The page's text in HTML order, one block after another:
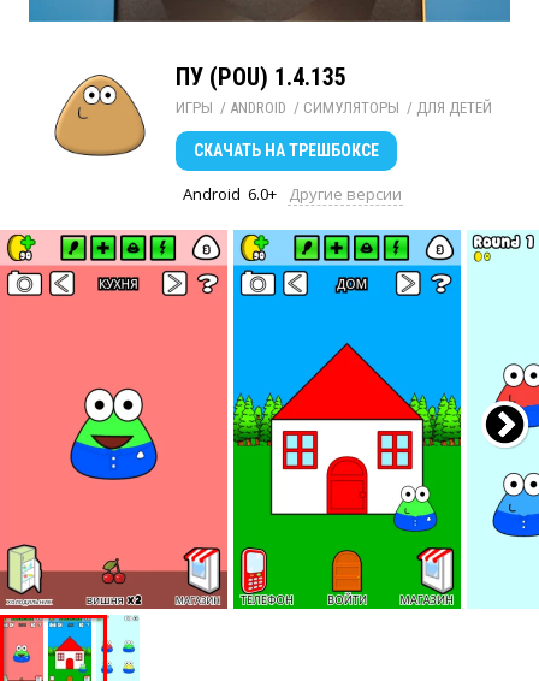
ПУ (POU) 1.4.135
ИГРЫ / ANDROID / СИМУЛЯТОРЫ / ДЛЯ ДЕТЕЙ
СКАЧАТЬ НА ТРЕШБОКСЕ
Android 6.0+ Другие версии